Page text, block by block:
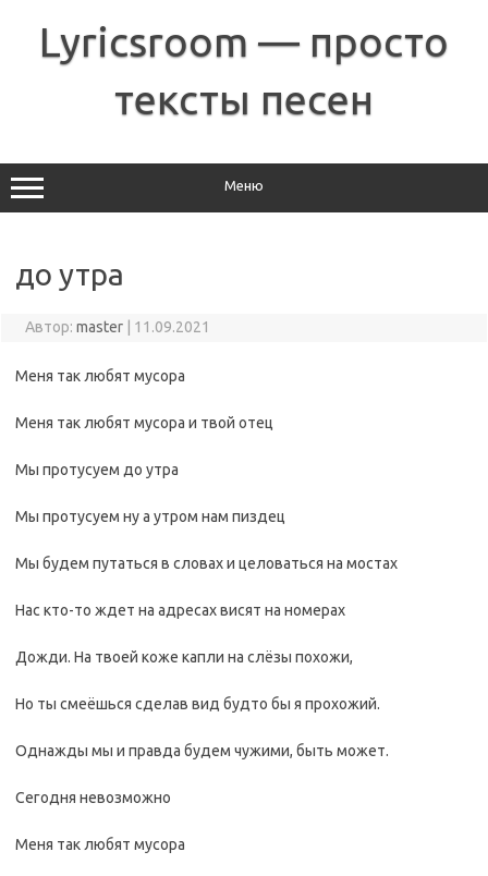
содержимому
Lyricsroom — просто
тексты песен
Меню
до утра
Автор: master 11.09.2021
Меня так любят мусора
Меня так любят мусора и твой отец
Мы протусуем до утра
Мы протусуем ну а утром нам пиздец
Мы будем путаться в словах и целоваться на мостах
Нас кто-то ждет на адресах висят на номерах
Дожди. На твоей коже капли на слёзы похожи,
Но ты смеёшься сделав вид будто бы я прохожий.
Однажды мы и правда будем чужими, быть может.
Сегодня невозможно
Меня так любят мусора